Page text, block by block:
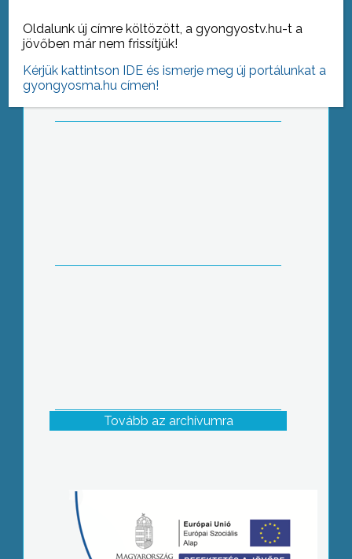
Tovább az archívumra
Oldalunk új címre költözött, a gyongyostv.hu-t a
jövőben már nem frissítjük!
Kérjük kattintson IDE és ismerje meg új portálunkat a
gyongyosma.hu címen!